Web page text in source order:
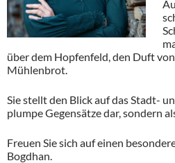
über dem Hopfenfeld, den Duft
Mühlenbrot.
Sie stellt den Blick auf das Stadt-
plumpe Gegensätze dar, sondern
Freuen Sie sich auf einen
Bogdhan.